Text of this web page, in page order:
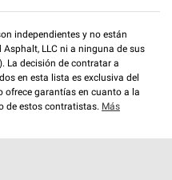
independientes y no están
LLC ni a ninguna de sus
La decisión de contratar a
en esta lista es exclusiva del
ofrece garantías en cuanto a la
de estos contratistas. Más